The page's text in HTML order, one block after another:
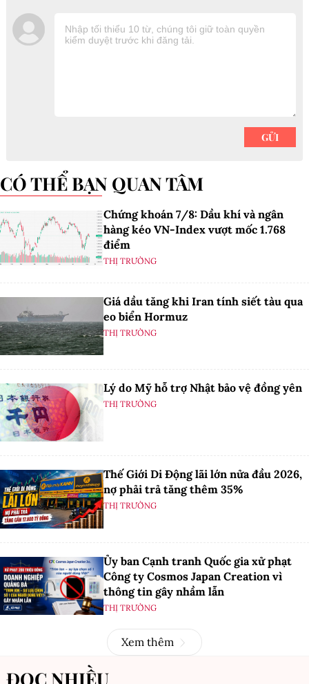
CÓ THỂ BẠN QUAN TÂM
Chứng khoán 7/8: Dầu khí và ngân
hàng kéo VN-Index vượt mốc 1.768
điểm
THỊ TRƯỜNG
Giá dầu tăng khi Iran tính siết tàu qua
eo biển Hormuz
THỊ TRƯỜNG
Lý do Mỹ hỗ trợ Nhật bảo vệ đồng yên
THỊ TRƯỜNG
Thế Giới Di Động lãi lớn nửa đầu 2026,
nợ phải trả tăng thêm 35%
THỊ TRƯỜNG
Ủy ban Cạnh tranh Quốc gia xử phạt
Công ty Cosmos Japan Creation vì
thông tin gây nhầm lẫn
THỊ TRƯỜNG
Xem thêm
ĐỌC NHIỀU